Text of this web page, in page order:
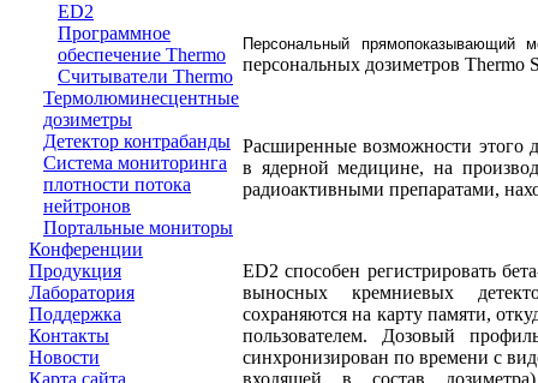
ED2
Программное
обеспечение Thermo
Считыватели Thermo
Термолюминесцентные
дозиметры
Детектор контрабанды
Система мониторинга
плотности потока
нейтронов
Портальные мониторы
Конференции
Продукция
Лаборатория
Поддержка
Контакты
Новости
Персональный
персональных дозиметров Thermo
Расширенные возможности этого
в ядерной медицине, на
радиоактивными препаратами,
ED2 способен регистрировать
выносных кремниевых
сохраняются на карту памяти,
пользователем. Дозовый
синхронизирован по времени с
входящей в состав